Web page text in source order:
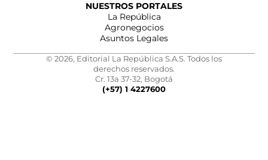
NUESTROS PORTALES
La República
Agronegocios
Asuntos Legales
© 2026, Editorial La República S.A.S. Todos los
derechos reservados.
Cr. 13a 37-32, Bogotá
(+57) 1 4227600